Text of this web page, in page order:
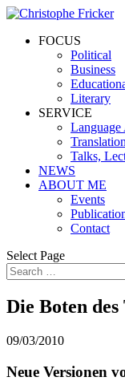
FOCUS
Political
Business
Literary
SERVICE
Translation
Talks,
NEWS
ABOUT ME
Events
Contact
Select Page
Die Boten
09/03/2010
Neue Versionen